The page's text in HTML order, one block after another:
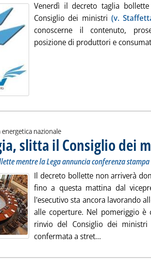
Venerdì il decreto taglia
Consiglio dei ministri (v.
conoscerne il contenuto,
posizione di produttori e
energetica nazionale
slitta il Consiglio dei
mentre la Lega annuncia conferenza
Il decreto bollette non arriverà
fino a questa mattina dal
l'esecutivo sta ancora lavorando
alle coperture. Nel pomeriggio è
rinvio del Consiglio dei
confermata a stret...